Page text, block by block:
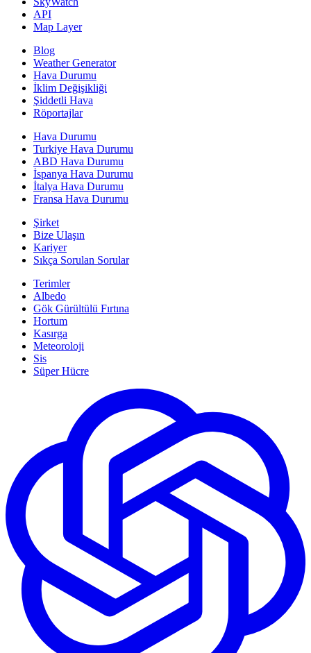
API
Map Layer
Blog
Weather Generator
Hava Durumu
İklim Değişikliği
Şiddetli Hava
Röportajlar
Hava Durumu
Turkiye Hava Durumu
ABD Hava Durumu
İspanya Hava Durumu
İtalya Hava Durumu
Fransa Hava Durumu
Şirket
Bize Ulaşın
Kariyer
Sıkça Sorulan Sorular
Terimler
Albedo
Gök Gürültülü Fırtına
Hortum
Kasırga
Meteoroloji
Sis
Süper Hücre